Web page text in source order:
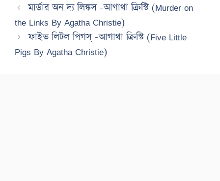
মার্ডার অন দ্য লিঙ্কস -আগাথা ক্রিস্টি (Murder on
the Links By Agatha Christie)
ফাইভ লিটল পিগস্ -আগাথা ক্রিস্টি (Five Little
Pigs By Agatha Christie)